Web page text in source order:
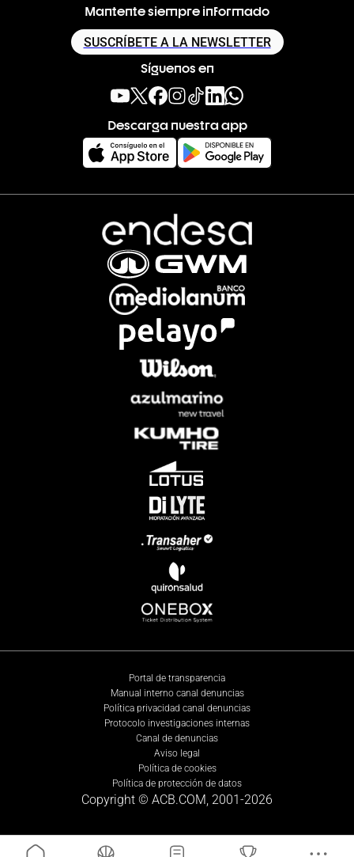
Mantente siempre informado
SUSCRÍBETE A LA NEWSLETTER
Síguenos en
Descarga nuestra app
Portal de transparencia
Manual interno canal denuncias
Política privacidad canal denuncias
Protocolo investigaciones internas
Canal de denuncias
Aviso legal
Política de cookies
Política de protección de datos
Copyright © ACB.COM, 2001-2026